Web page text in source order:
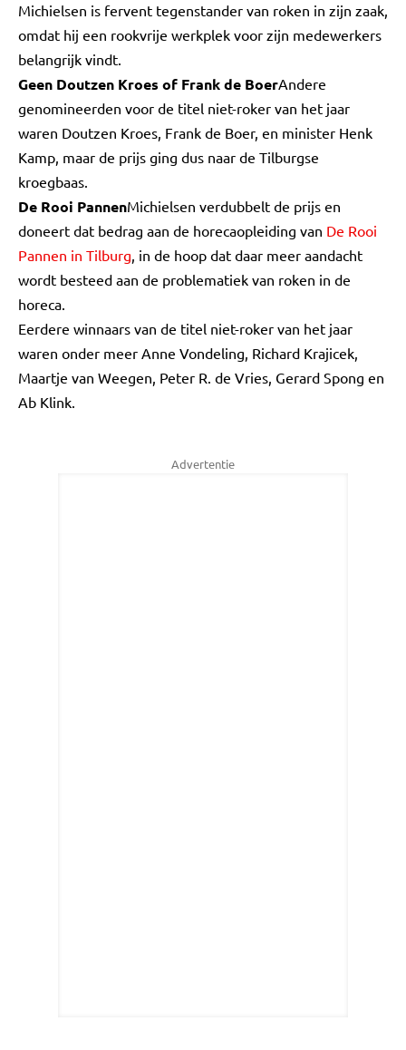
Michielsen is fervent tegenstander van roken in zijn zaak,
omdat hij een rookvrije werkplek voor zijn medewerkers
belangrijk vindt.
Geen Doutzen Kroes of Frank de BoerAndere
genomineerden voor de titel niet-roker van het jaar
waren Doutzen Kroes, Frank de Boer, en minister Henk
Kamp, maar de prijs ging dus naar de Tilburgse
kroegbaas.
De Rooi PannenMichielsen verdubbelt de prijs en
doneert dat bedrag aan de horecaopleiding van De Rooi
Pannen in Tilburg, in de hoop dat daar meer aandacht
wordt besteed aan de problematiek van roken in de
horeca.
Eerdere winnaars van de titel niet-roker van het jaar
waren onder meer Anne Vondeling, Richard Krajicek,
Maartje van Weegen, Peter R. de Vries, Gerard Spong en
Ab Klink.
Advertentie